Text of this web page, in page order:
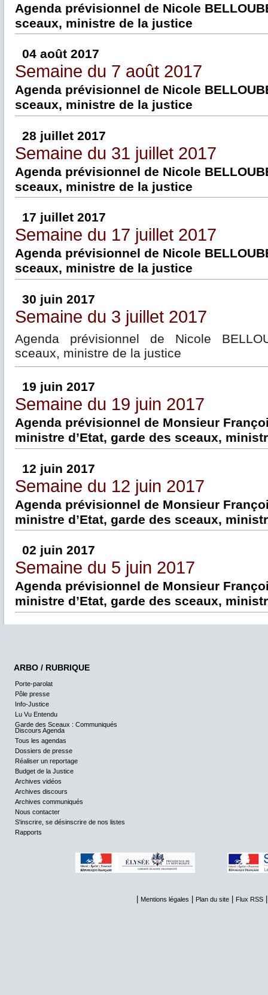
Agenda prévisionnel de Nicole
sceaux, ministre de la justice
04 août 2017
Semaine du 7 août 2017
Agenda prévisionnel de Nicole
sceaux, ministre de la justice
28 juillet 2017
Semaine du 31 juillet 2017
Agenda prévisionnel de Nicole
sceaux, ministre de la justice
17 juillet 2017
Semaine du 17 juillet 2017
Agenda prévisionnel de Nicole
sceaux, ministre de la justice
30 juin 2017
Semaine du 3 juillet 2017
Agenda prévisionnel de Nicole
sceaux, ministre de la justice
19 juin 2017
Semaine du 19 juin 2017
Agenda prévisionnel de Monsieur
ministre d’Etat, garde des sceaux,
12 juin 2017
Semaine du 12 juin 2017
Agenda prévisionnel de Monsieur
ministre d’Etat, garde des sceaux,
02 juin 2017
Semaine du 5 juin 2017
Agenda prévisionnel de Monsieur
ministre d’Etat, garde des sceaux,
ARBO / RUBRIQUE
Porte-parolat
Pôle presse
Info-Justice
Lu Vu Entendu
Garde des Sceaux : Communiqués
Discours Agenda
Tous les agendas
Dossiers de presse
Réaliser un reportage
Budget de la Justice
Archives vidéos
Archives discours
Archives communiqués
Nous contacter
S'inscrire, se désinscrire de nos listes
Rapports
Mentions légales Plan du site Flux RSS